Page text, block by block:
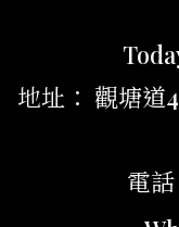
地址： 觀塘道
電